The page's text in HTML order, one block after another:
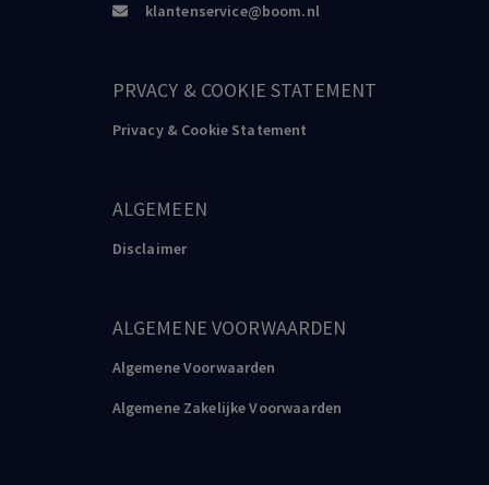
klantenservice@boom.nl
PRVACY & COOKIE STATEMENT
Privacy & Cookie Statement
ALGEMEEN
Disclaimer
ALGEMENE VOORWAARDEN
Algemene Voorwaarden
Algemene Zakelijke Voorwaarden